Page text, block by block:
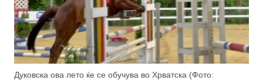
Дуковска ова лето ќе се обучува во Хрватска (Фото: